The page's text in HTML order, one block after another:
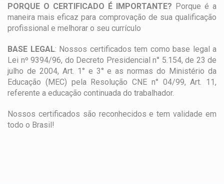
PORQUE O CERTIFICADO É IMPORTANTE? Porque é a
maneira mais eficaz para comprovação de sua qualificação
profissional e melhorar o seu currículo
BASE LEGAL: Nossos certificados tem como base legal a
Lei nº 9394/96, do Decreto Presidencial n° 5.154, de 23 de
julho de 2004, Art. 1° e 3° e as normas do Ministério da
Educação (MEC) pela Resolução CNE n° 04/99, Art. 11,
referente a educação continuada do trabalhador.
Nossos certificados são reconhecidos e tem validade em
todo o Brasil!